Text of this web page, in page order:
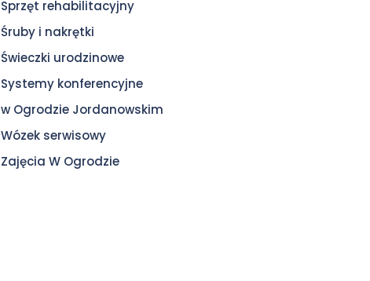
Sprzęt rehabilitacyjny
Śruby i nakrętki
Świeczki urodzinowe
Systemy konferencyjne
w Ogrodzie Jordanowskim
Wózek serwisowy
Zajęcia W Ogrodzie